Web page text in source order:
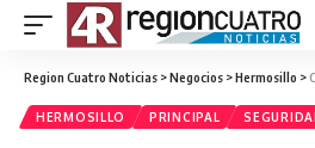
Region Cuatro Noticias >Negocios >Hermosillo >
HERMOSILLO PRINCIPAL